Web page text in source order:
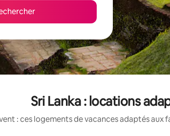
Sri Lanka : locations
: ces logements de vacances adaptés